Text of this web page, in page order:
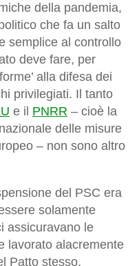
della pandemia,
che fa un salto
semplice al controllo
deve fare, per
alla difesa dei
privilegiati. Il tanto
e il PNRR – cioè la
delle misure
– non sono altro
del PSC era
solamente
assicuravano le
lavorato alacremente
Patto stesso,